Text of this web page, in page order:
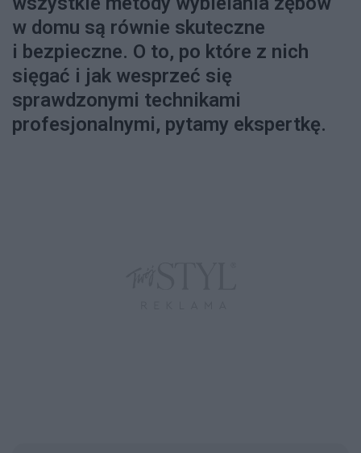
w domu są równie skuteczne
i bezpieczne. O to, po które z nich
sięgać i jak wesprzeć się
sprawdzonymi technikami
profesjonalnymi, pytamy ekspertkę.